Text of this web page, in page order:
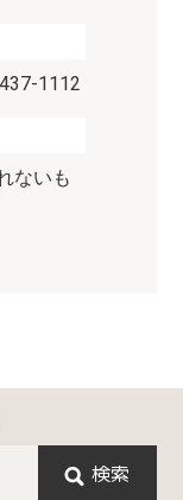
1112
ないも
検索